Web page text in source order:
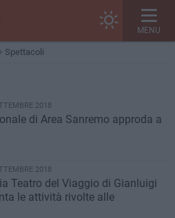
MENU
Spettacoli
2018
di Area Sanremo approda a
2018
Teatro del Viaggio di Gianluigi
le attività rivolte alle